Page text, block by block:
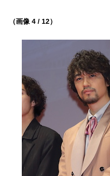
（画像 4 / 12）